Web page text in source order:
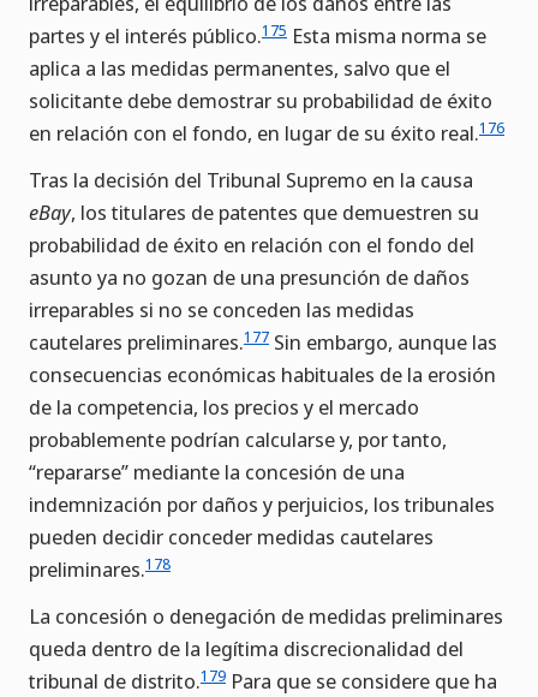
partes y el interés público.175 Esta misma norma se
aplica a las medidas permanentes, salvo que el
solicitante debe demostrar su probabilidad de éxito
en relación con el fondo, en lugar de su éxito real.176
Tras la decisión del Tribunal Supremo en la causa
eBay, los titulares de patentes que demuestren su
probabilidad de éxito en relación con el fondo del
asunto ya no gozan de una presunción de daños
irreparables si no se conceden las medidas
cautelares preliminares.177 Sin embargo, aunque las
consecuencias económicas habituales de la erosión
de la competencia, los precios y el mercado
probablemente podrían calcularse y, por tanto,
“repararse” mediante la concesión de una
indemnización por daños y perjuicios, los tribunales
pueden decidir conceder medidas cautelares
preliminares.178
La concesión o denegación de medidas preliminares
queda dentro de la legítima discrecionalidad del
tribunal de distrito.179 Para que se considere que ha